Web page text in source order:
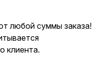
любой суммы заказа!
клиента.